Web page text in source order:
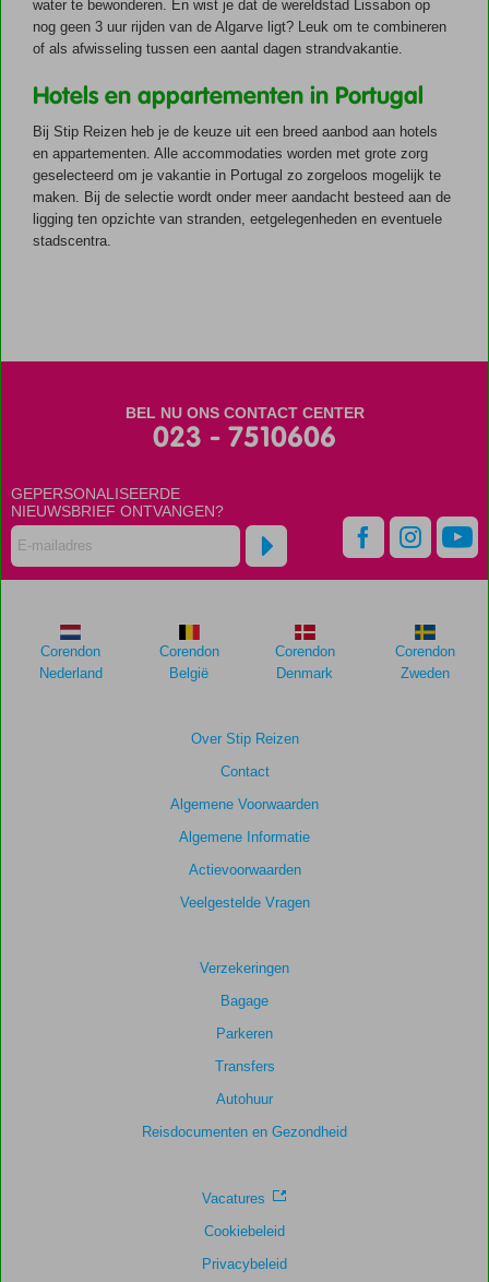
water te bewonderen. En wist je dat de wereldstad Lissabon op
nog geen 3 uur rijden van de Algarve ligt? Leuk om te combineren
of als afwisseling tussen een aantal dagen strandvakantie.
Hotels en appartementen in Portugal
Bij Stip Reizen heb je de keuze uit een breed aanbod aan hotels
en appartementen. Alle accommodaties worden met grote zorg
geselecteerd om je vakantie in Portugal zo zorgeloos mogelijk te
maken. Bij de selectie wordt onder meer aandacht besteed aan de
ligging ten opzichte van stranden, eetgelegenheden en eventuele
stadscentra.
BEL NU ONS CONTACT CENTER
023 - 7510606
GEPERSONALISEERDE
NIEUWSBRIEF ONTVANGEN?
Over Stip Reizen
Contact
Algemene Voorwaarden
Algemene Informatie
Actievoorwaarden
Veelgestelde Vragen
Verzekeringen
Bagage
Parkeren
Transfers
Autohuur
Reisdocumenten en Gezondheid
Vacatures
Cookiebeleid
Privacybeleid
Corendon
Nederland
Corendon
België
Corendon
Denmark
Corendon
Zweden